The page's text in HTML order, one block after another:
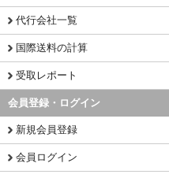
代行会社一覧
国際送料の計算
受取レポート
会員登録・ログイン
新規会員登録
会員ログイン